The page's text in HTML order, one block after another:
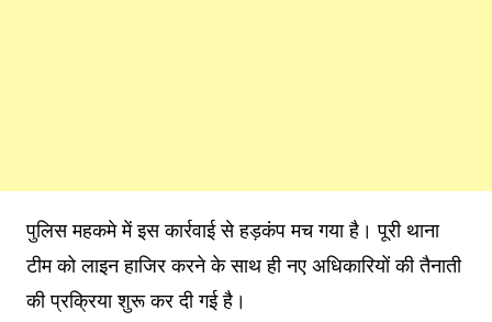
पुलिस महकमे में इस कार्रवाई से हड़कंप मच गया है। पूरी थाना
टीम को लाइन हाजिर करने के साथ ही नए अधिकारियों की तैनाती
की प्रक्रिया शुरू कर दी गई है।